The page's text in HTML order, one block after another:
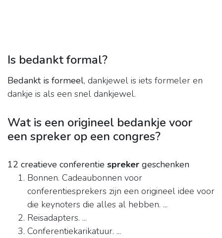
Is bedankt formal?
Bedankt is formeel, dankjewel is iets formeler en
dankje is als een snel dankjewel.
Wat is een origineel bedankje voor
een spreker op een congres?
12 creatieve conferentie spreker geschenken
Bonnen. Cadeaubonnen voor
conferentiesprekers zijn een origineel idee voor
die keynoters die alles al hebben. ...
Reisadapters. ...
Conferentiekarikatuur. ...